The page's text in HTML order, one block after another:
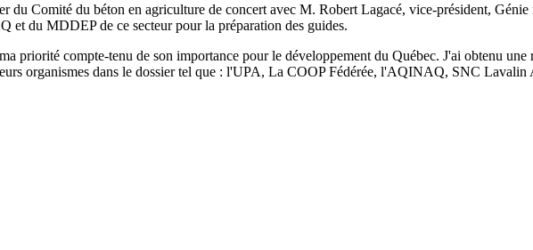
du Comité du béton en agriculture de concert avec M. Robert Lagacé, vice-président,
et du MDDEP de ce secteur pour la préparation des guides.
priorité compte-tenu de son importance pour le développement du Québec. J'ai obtenu
organismes dans le dossier tel que : l'UPA, La COOP Fédérée, l'AQINAQ, SNC